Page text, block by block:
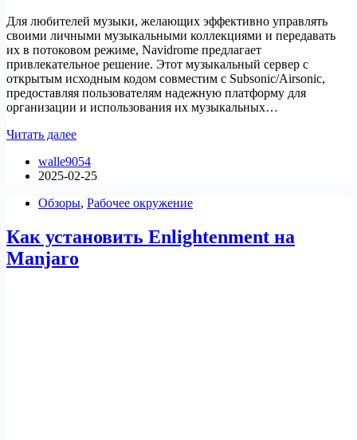
Для любителей музыки, желающих эффективно управлять
своими личными музыкальными коллекциями и передавать
их в потоковом режиме, Navidrome предлагает
привлекательное решение. Этот музыкальный сервер с
открытым исходным кодом совместим с Subsonic/Airsonic,
предоставляя пользователям надежную платформу для
организации и использования их музыкальных…
Читать далееКак
Navidrome
на
walle9054
2025-02-25
Обзоры, Рабочее окружение
Как установить Enlightenment на
Manjaro